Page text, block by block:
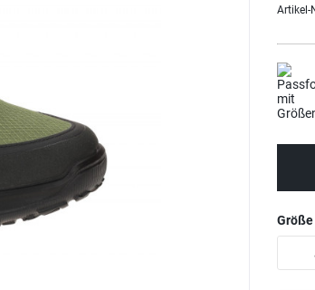
Artikel-
Größe